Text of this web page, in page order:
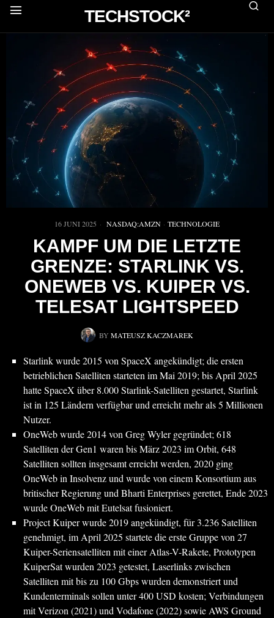
TECHSTOCK²
16 JUNI 2025 NASDAQ:AMZN · TECHNOLOGIE
KAMPF UM DIE LETZTE
GRENZE: STARLINK VS.
ONEWEB VS. KUIPER VS.
TELESAT LIGHTSPEED
BY MATEUSZ KACZMAREK
Starlink wurde 2015 von SpaceX angekündigt; die ersten
betrieblichen Satelliten starteten im Mai 2019; bis April 2025
hatte SpaceX über 8.000 Starlink-Satelliten gestartet, Starlink
ist in 125 Ländern verfügbar und erreicht mehr als 5 Millionen
Nutzer.
OneWeb wurde 2014 von Greg Wyler gegründet; 618
Satelliten der Gen1 waren bis März 2023 im Orbit, 648
Satelliten sollten insgesamt erreicht werden, 2020 ging
OneWeb in Insolvenz und wurde von einem Konsortium aus
britischer Regierung und Bharti Enterprises gerettet, Ende 2023
wurde OneWeb mit Eutelsat fusioniert.
Project Kuiper wurde 2019 angekündigt, für 3.236 Satelliten
genehmigt, im April 2025 startete die erste Gruppe von 27
Kuiper-Seriensatelliten mit einer Atlas-V-Rakete, Prototypen
KuiperSat wurden 2023 getestet, Laserlinks zwischen
Satelliten mit bis zu 100 Gbps wurden demonstriert und
Kundenterminals sollen unter 400 USD kosten; Verbindungen
mit Verizon (2021) und Vodafone (2022) sowie AWS Ground